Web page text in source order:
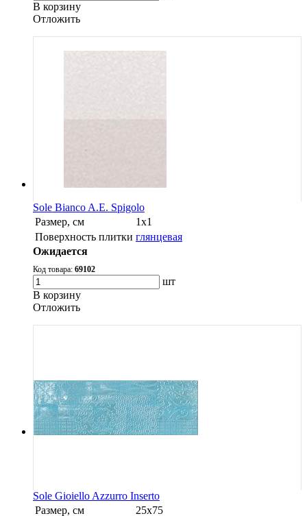
В корзину
Oтложить
Sole Bianco A.E. Spigolo
Размер, см
1х1
Поверхность плитки глянцевая
Ожидается
Код товара: 69102
шт
В корзину
Oтложить
Sole Gioiello Azzurro Inserto
Размер, см
25х75